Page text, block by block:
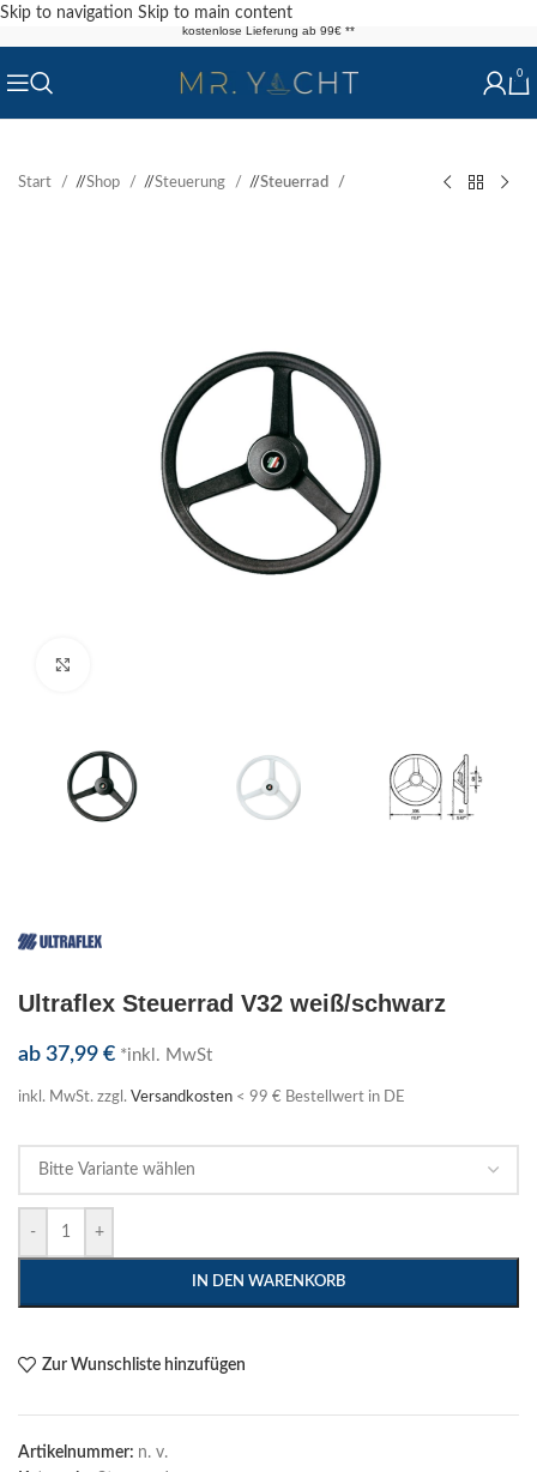
Skip to navigation Skip to main content
kostenlose Lieferung ab 99€ **
0
Start / Shop / Steuerung / Steuerrad
Ultraflex Steuerrad V32 weiß/schwarz
ab 37,99 € *inkl. MwSt
inkl. MwSt. zzgl. Versandkosten < 99 € Bestellwert in DE
- +
IN DEN WARENKORB
Zur Wunschliste hinzufügen
Artikelnummer: n. v.